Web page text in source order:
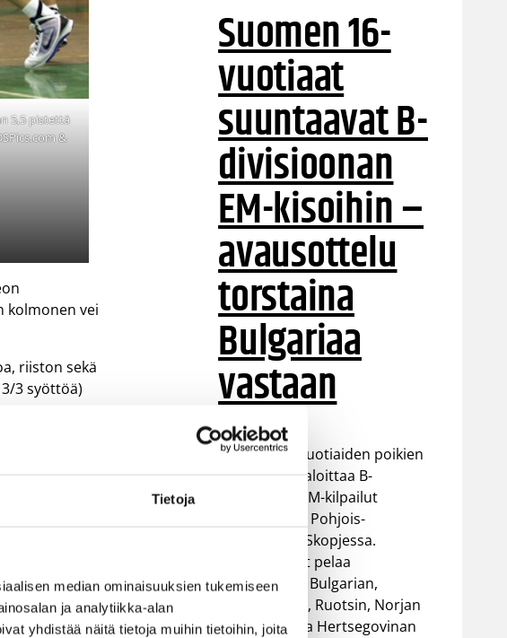
Tietoja
median ominaisuuksien tukemiseen
ja analytiikka-alan
yhdistää näitä tietoja muihin tietoihin, joita
5,5 pistettä
&
kolmonen vei
riiston sekä
3 syöttöä)
voittajan.
konferenssin
kaksi
Suomen 16-
vuotiaat
suuntaavat B-
divisioonan
EM-kisoihin –
avausottelu
torstaina
Bulgariaa
vastaan
Suomen 16-vuotiaiden poikien
maajoukkue aloittaa B-
divisioonan EM-kilpailut
torstaina 6.8. Pohjois-
Makedonian Skopjessa.
Sudenpennut pelaa
alkulohkossa Bulgarian,
Luxemburgin, Ruotsin, Norjan
sekä Bosnia ja Hertsegovinan